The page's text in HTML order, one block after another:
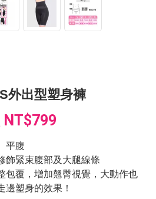
外出型塑身褲
NT$799
平腹
飾緊束腹部及大腿線條
包覆，增加翹臀視覺，大動作也
邊塑身的效果！